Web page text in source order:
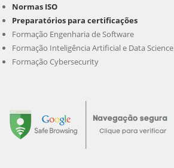
Normas ISO
Preparatórios para certificações
Formação Engenharia de Software
Formação Inteligência Artificial e Data Science
Formação Cybersecurity